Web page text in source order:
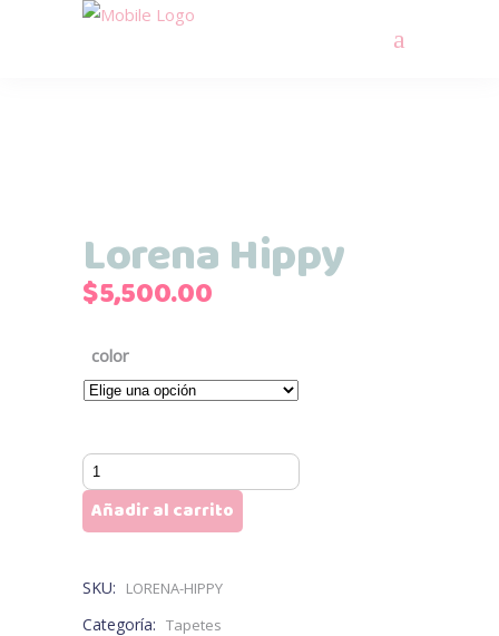
Lorena Hippy
$5,500.00
color
Lorena
Hippy
cantidad
Añadir al carrito
SKU: LORENA-HIPPY
Categoría: Tapetes